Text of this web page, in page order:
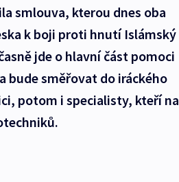
smlouva, kterou dnes oba
k boji proti hnutí Islámský
jde o hlavní část pomoci
bude směřovat do iráckého
potom i specialisty, kteří na